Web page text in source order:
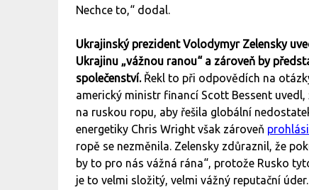
Nechce to,“ dodal.
Ukrajinský prezident Volodymyr Zelensky
Ukrajinu „vážnou ranou“ a zároveň by
společenství. Řekl to při odpovědích na
americký ministr financí Scott Bessent
na ruskou ropu, aby řešila globální
energetiky Chris Wright však zároveň
ropě se nezměnila. Zelensky zdůraznil, že
by to pro nás vážná rána“, protože Rusko
je to velmi složitý, velmi vážný reputační